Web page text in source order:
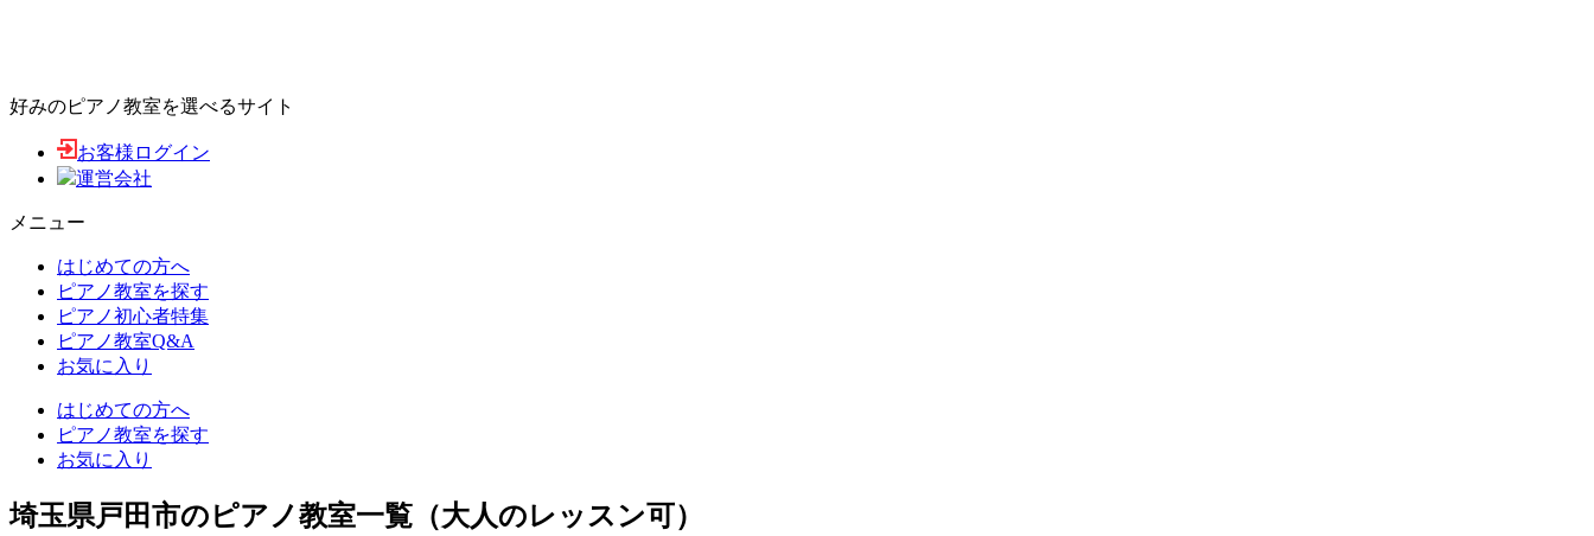
好みのピアノ教室を選べるサイト
お客様ログイン
運営会社
メニュー
はじめての方へ
ピアノ教室を探す
ピアノ初心者特集
ピアノ教室Q&A
お気に入り
はじめての方へ
ピアノ教室を探す
お気に入り
埼玉県戸田市のピアノ教室一覧（大人のレッスン可）